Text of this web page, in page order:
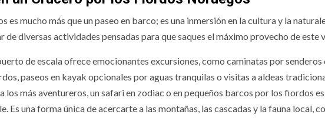
mucho más que un paseo en barco; es una inmersión en la cultura y la
diversas actividades pensadas para que saques el máximo provecho de este
de escala ofrece emocionantes excursiones, como caminatas por senderos
paseos en kayak opcionales por aguas tranquilas o visitas a aldeas
los más aventureros, un safari en zodiac o en pequeños barcos por los fiordos
Es una forma única de acercarte a las montañas, las cascadas y la fauna local,